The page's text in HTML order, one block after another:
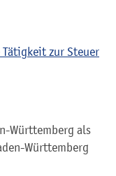
zur Steuer
Württemberg als
Württemberg